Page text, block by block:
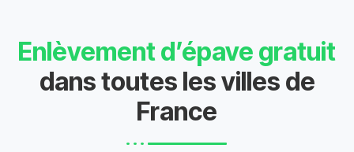
Enlèvement d’épave gratuit
dans toutes les villes de
France